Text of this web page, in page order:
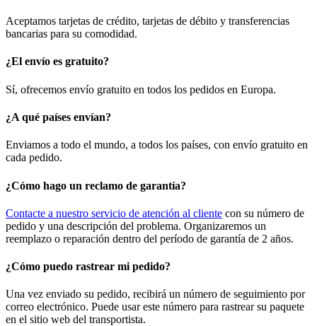
Aceptamos tarjetas de crédito, tarjetas de débito y transferencias
bancarias para su comodidad.
¿El envío es gratuito?
Sí, ofrecemos envío gratuito en todos los pedidos en Europa.
¿A qué países envían?
Enviamos a todo el mundo, a todos los países, con envío gratuito en
cada pedido.
¿Cómo hago un reclamo de garantía?
Contacte a nuestro servicio de atención al cliente con su número de
pedido y una descripción del problema. Organizaremos un
reemplazo o reparación dentro del período de garantía de 2 años.
¿Cómo puedo rastrear mi pedido?
Una vez enviado su pedido, recibirá un número de seguimiento por
correo electrónico. Puede usar este número para rastrear su paquete
en el sitio web del transportista.